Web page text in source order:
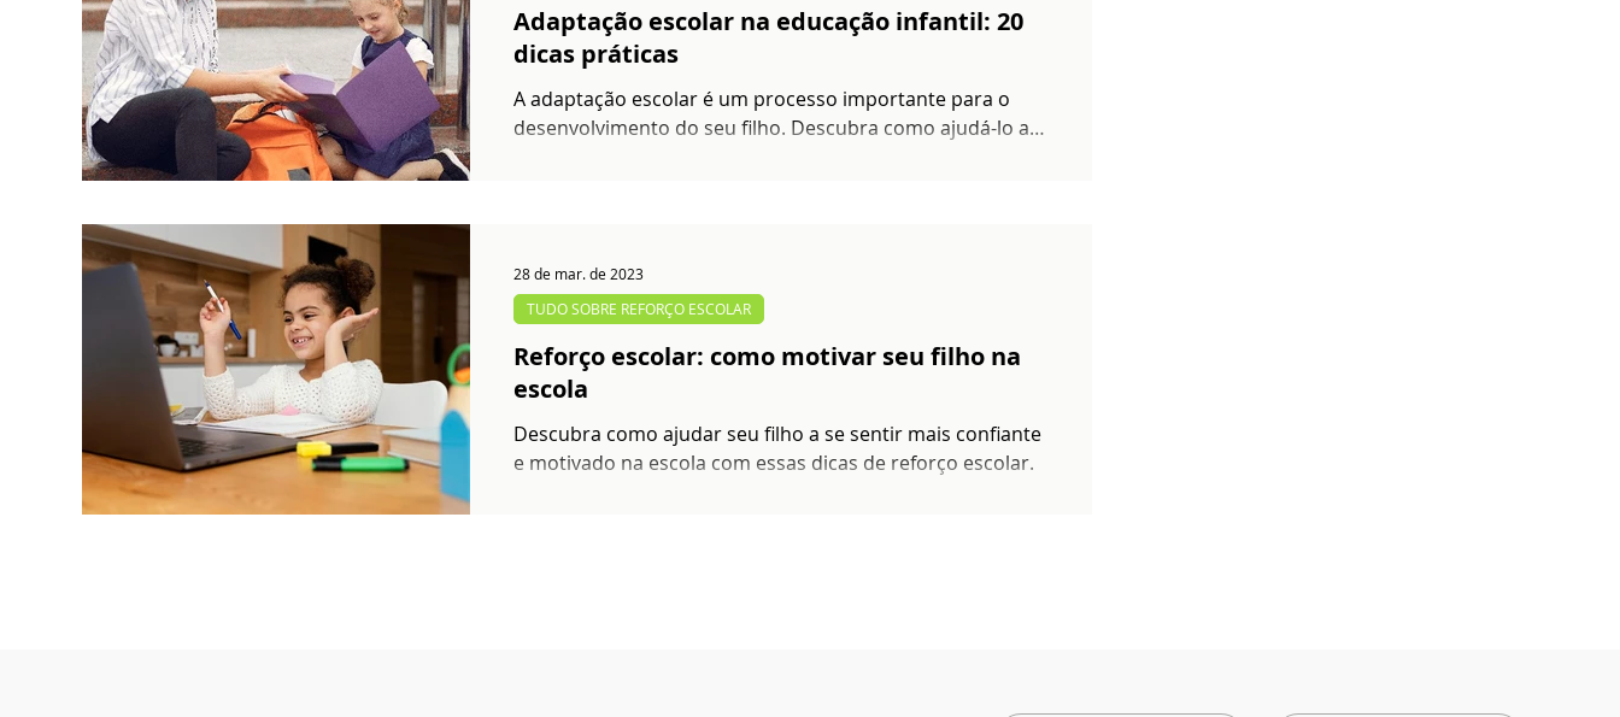
Adaptação escolar na educação infantil: 20
dicas práticas
A adaptação escolar é um processo importante para o
desenvolvimento do seu filho. Descubra como ajudá-lo a
Reforço escolar: como motivar seu filho na
escola
Descubra como ajudar seu filho a se sentir mais confiante
e motivado na escola com essas dicas de reforço escolar.
TUDO SOBRE REFORÇO ESCOLAR
28 de mar. de 2023